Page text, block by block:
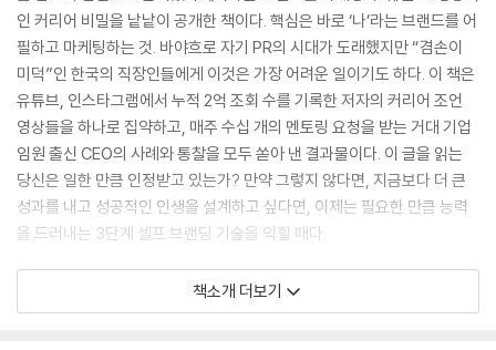
인 커리어 비밀을 낱낱이 공개한 책이다. 핵심은 바로 ‘나’라는 브랜드를 어
필하고 마케팅하는 것. 바야흐로 자기 PR의 시대가 도래했지만 “겸손이
미덕”인 한국의 직장인들에게 이것은 가장 어려운 일이기도 하다. 이 책은
유튜브, 인스타그램에서 누적 2억 조회 수를 기록한 저자의 커리어 조언
영상들을 하나로 집약하고, 매주 수십 개의 멘토링 요청을 받는 거대 기업
임원 출신 CEO의 사례와 통찰을 모두 쏟아 낸 결과물이다. 이 글을 읽는
당신은 일한 만큼 인정받고 있는가? 만약 그렇지 않다면, 지금보다 더 큰
성과를 내고 성공적인 인생을 설계하고 싶다면, 이제는 필요한 만큼 능력
을 드러내는 3단계 셀프 브랜딩 기술을 익힐 때다.
1단계는 나의 경쟁력을 강화하는 기술을 소개한다. 나의 장점과 단점을 객
관적으로 파악하는 법, 나와 맞는 직무·업계·회사를 찾는 법, 성공적인 면
책소개 더보기